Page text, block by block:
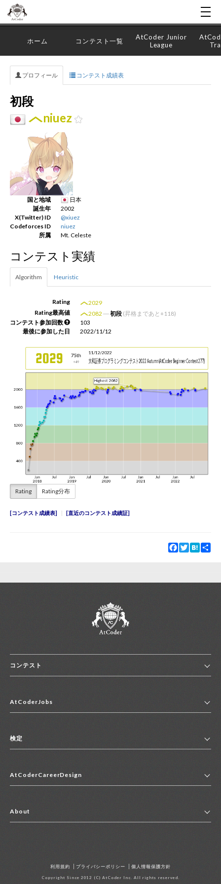
ホーム コンテスト一覧
AtCoder Junior
League
プロフィール コンテスト成績表
初段
niuez
国と地域
日本
誕生年
2002
X(Twitter) ID
@xiuez
Codeforces ID
niuez
所属
Mt. Celeste
コンテスト実績
Algorithm Heuristic
Rating
2029
Rating最高値
2082 ―初段 (昇格まであと+118)
コンテスト参加回数
103
最後に参加した日
2022/11/12
Rating Rating分布
コンテスト成績表 直近のコンテスト成績証
Facebook
TwitterHatena
コンテスト
コンテスト一覧
便利リンク集
AtCoderJobs
2027年新卒採用求人一覧
中途採用求人一覧
その他求人一覧
検定
マイページ
AtCoderCareerDesign
About
Copyright Since 2012 (C) AtCoder Inc. All rights reserved.
利用規約 プライバシーポリシー 個人情報保護方針